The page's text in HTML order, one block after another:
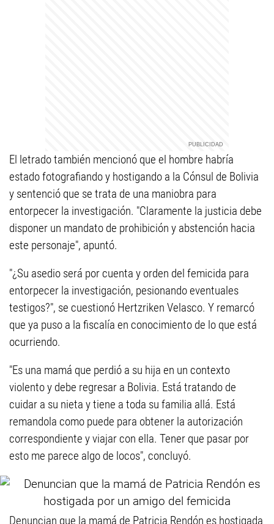
El letrado también mencionó que el hombre habría
estado fotografiando y hostigando a la Cónsul de Bolivia
y sentenció que se trata de una maniobra para
entorpecer la investigación. "Claramente la justicia debe
disponer un mandato de prohibición y abstención hacia
este personaje", apuntó.
"¿Su asedio será por cuenta y orden del femicida para
entorpecer la investigación, pesionando eventuales
testigos?", se cuestionó Hertzriken Velasco. Y remarcó
que ya puso a la fiscalía en conocimiento de lo que está
ocurriendo.
"Es una mamá que perdió a su hija en un contexto
violento y debe regresar a Bolivia. Está tratando de
cuidar a su nieta y tiene a toda su familia allá. Está
remandola como puede para obtener la autorización
correspondiente y viajar con ella. Tener que pasar por
esto me parece algo de locos", concluyó.
Denuncian que la mamá de Patricia Rendón es hostigada